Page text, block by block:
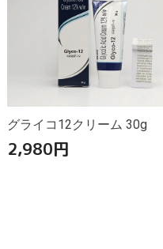
グライコ12クリーム 30g
2,980円